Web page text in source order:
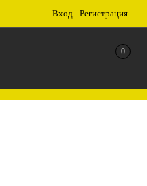
Вход Регистрация
0